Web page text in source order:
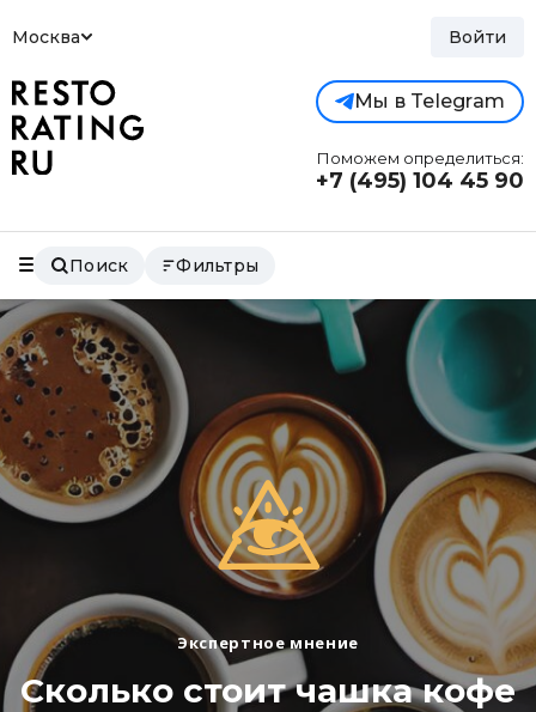
Москва Войти
Мы в Telegram
Поможем определиться:
+7 (495) 104 45 90
Поиск Фильтры
Экспертное мнение
Сколько стоит чашка кофе